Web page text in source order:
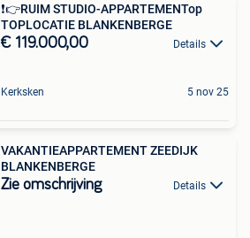
❗️👉RUIM STUDIO-APPARTEMENTop
TOPLOCATIE BLANKENBERGE
€ 119.000,00 Details
Kerksken 5 nov 25
VAKANTIEAPPARTEMENT ZEEDIJK
BLANKENBERGE
Zie omschrijving Details